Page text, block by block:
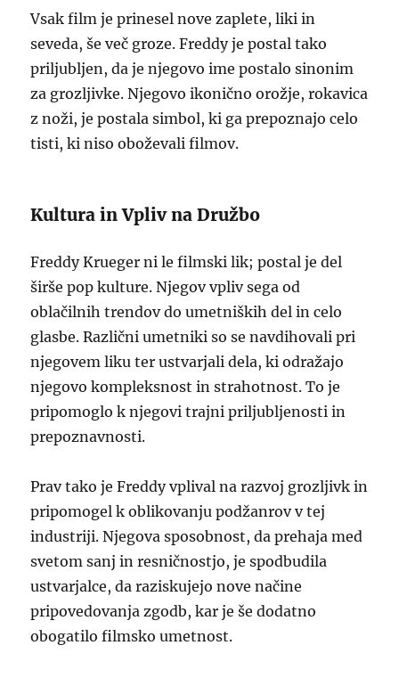
Vsak film je prinesel nove zaplete, liki in
seveda, še več groze. Freddy je postal tako
priljubljen, da je njegovo ime postalo sinonim
za grozljivke. Njegovo ikonično orožje, rokavica
z noži, je postala simbol, ki ga prepoznajo celo
tisti, ki niso oboževali filmov.
Kultura in Vpliv na Družbo
Freddy Krueger ni le filmski lik; postal je del
širše pop kulture. Njegov vpliv sega od
oblačilnih trendov do umetniških del in celo
glasbe. Različni umetniki so se navdihovali pri
njegovem liku ter ustvarjali dela, ki odražajo
njegovo kompleksnost in strahotnost. To je
pripomoglo k njegovi trajni priljubljenosti in
prepoznavnosti.
Prav tako je Freddy vplival na razvoj grozljivk in
pripomogel k oblikovanju podžanrov v tej
industriji. Njegova sposobnost, da prehaja med
svetom sanj in resničnostjo, je spodbudila
ustvarjalce, da raziskujejo nove načine
pripovedovanja zgodb, kar je še dodatno
obogatilo filmsko umetnost.